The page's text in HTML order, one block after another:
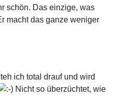
schön. Das einzige, was
macht das ganze weniger
ich total drauf und wird
Nicht so überzüchtet, wie